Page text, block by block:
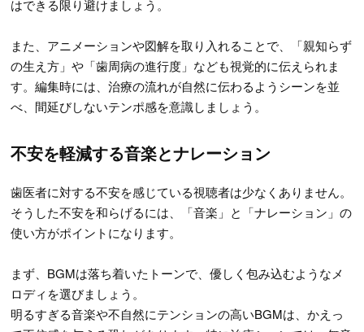
はできる限り避けましょう。
また、アニメーションや図解を取り入れることで、「親知らず
の生え方」や「歯周病の進行度」なども視覚的に伝えられま
す。編集時には、治療の流れが自然に伝わるようシーンを並
べ、間延びしないテンポ感を意識しましょう。
不安を軽減する音楽とナレーション
歯医者に対する不安を感じている視聴者は少なくありません。
そうした不安を和らげるには、「音楽」と「ナレーション」の
使い方がポイントになります。
まず、BGMは落ち着いたトーンで、優しく包み込むようなメ
ロディを選びましょう。
明るすぎる音楽や不自然にテンションの高いBGMは、かえっ